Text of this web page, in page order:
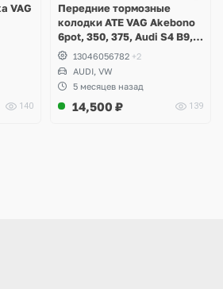
VAG
140
Передние тормозные
колодки ATE VAG Akebono
6pot, 350, 375, Audi S4 B9,
S5, A6 C8, A7, Q7, Q8,
Volkswagen Touareg
13046056782 +2
AUDI, VW
5 месяцев назад
14,500 ₽ 139